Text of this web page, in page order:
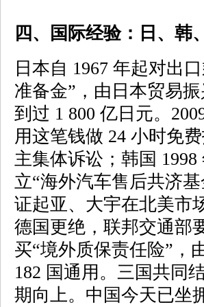
四、国际经验：日、韩
日本自 1967 年起对出
准备金”，由日本贸易
到过 1 800 亿日元。
用这笔钱做 24 小时免
主集体诉讼；韩国
立“海外汽车售后共济
证起亚、大宇在北美市
德国更绝，联邦交通部
买“境外质保责任险”，
182 国通用。三国共同
期向上。中国今天已坐